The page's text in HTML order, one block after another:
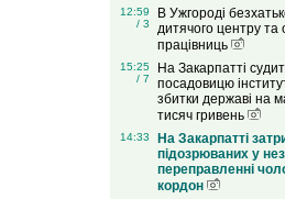
12:59
/ 3
В Ужгороді
дитячого центру та
працівниць
15:25
/ 7
На Закарпатті
посадовицю
збитки державі на
тисяч гривень
14:33
На Закарпатті
підозрюваних у
переправленні
кордон